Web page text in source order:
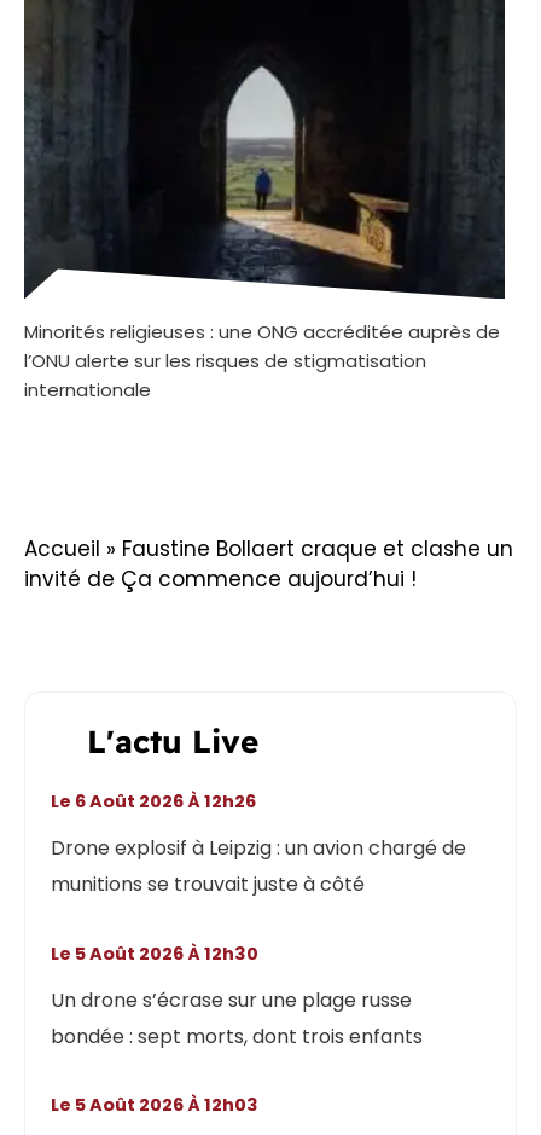
Minorités religieuses : une ONG accréditée auprès de
l’ONU alerte sur les risques de stigmatisation
internationale
Accueil » Faustine Bollaert craque et clashe un
invité de Ça commence aujourd’hui !
L'actu Live
Drone explosif à Leipzig : un avion chargé de
munitions se trouvait juste à côté
Le 6 Août 2026 À 12h26
Un drone s’écrase sur une plage russe
bondée : sept morts, dont trois enfants
Le 5 Août 2026 À 12h30
Le 5 Août 2026 À 12h03